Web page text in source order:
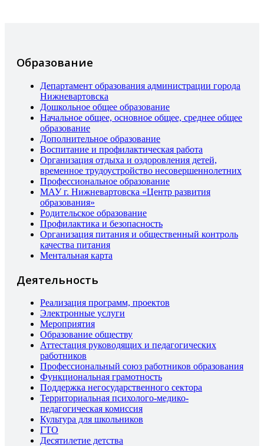
Образование
Департамент образования администрации города
Нижневартовска
Дошкольное общее образование
Начальное общее, основное общее, среднее общее
образование
Дополнительное образование
Воспитание и профилактическая работа
Организация отдыха и оздоровления детей,
временное трудоустройство несовершеннолетних
Профессиональное образование
МАУ г. Нижневартовска «Центр развития
образования»
Родительское образование
Профилактика и безопасность
Организация питания и общественный контроль
качества питания
Ментальная карта
Деятельность
Реализация программ, проектов
Электронные услуги
Мероприятия
Образование обществу
Аттестация руководящих и педагогических
работников
Профессиональный союз работников образования
Функциональная грамотность
Поддержка негосударственного сектора
Территориальная психолого-медико-
педагогическая комиссия
Культура для школьников
ГТО
Десятилетие детства